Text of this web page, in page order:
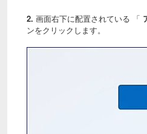
2. 画面右下に配置されている 「
ンをクリックします。